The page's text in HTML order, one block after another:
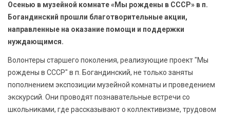
АРХИВ PDF
Осенью в музейной комнате «Мы рождены в СССР» в п.
Богандинский прошли благотворительные акции,
направленные на оказание помощи и поддержки
нуждающимся.
Волонтеры старшего поколения, реализующие проект "Мы
рождены в СССР" в п. Богандинский, не только заняты
пополнением экспозиции музейной комнаты и проведением
экскурсий. Они проводят познавательные встречи со
школьниками, где рассказывают о коллективизме, трудовом